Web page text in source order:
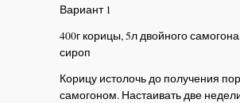
Вариант 1
400г корицы, 5л двойного
сироп
Корицу истолочь до получения
самогоном. Настаивать две